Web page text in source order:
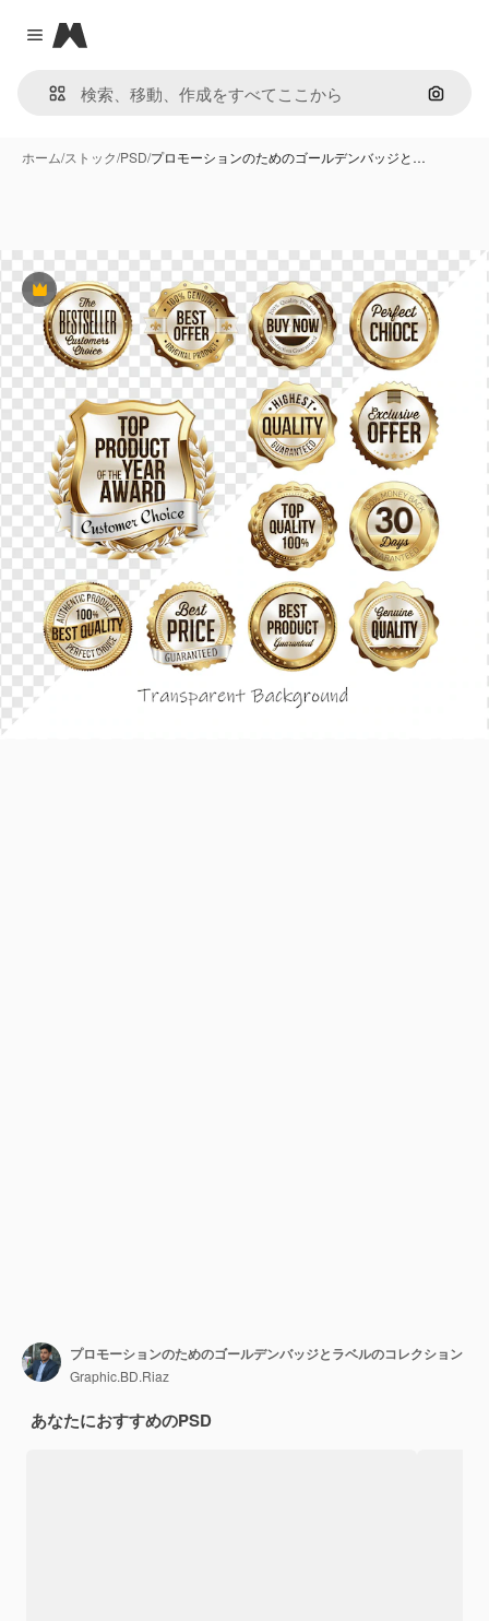
Close menu
Magnific
画像で
ホーム/ストック/PSD/プロモーションのためのゴールデンバッジと…
Premium
プロモーションのためのゴールデンバッジとラベルのコレクション
Graphic.BD.Riaz
あなたにおすすめのPSD